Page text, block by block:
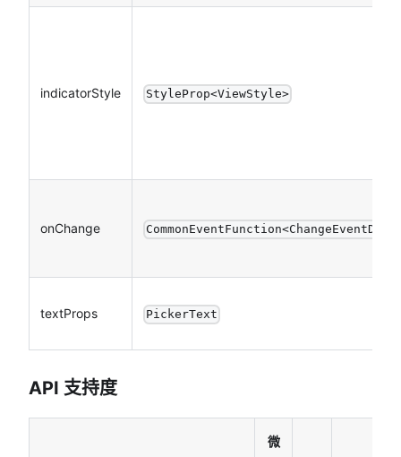
indicatorStyle StyleProp<ViewStyle>
onChange
textProps PickerText
API 支持度
微